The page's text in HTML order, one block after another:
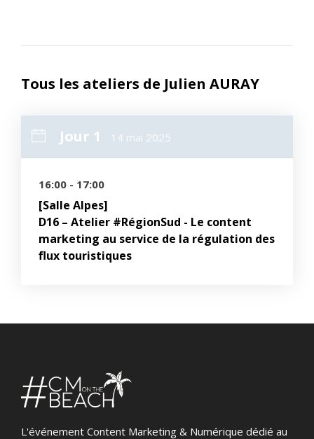
Tous les ateliers de Julien AURAY
Jour 1 14 mai 2025
16:00 - 17:00
[Salle Alpes]
D16 – Atelier #RégionSud - Le content
marketing au service de la régulation des
flux touristiques
L'événement Content Marketing & Numérique dédié au